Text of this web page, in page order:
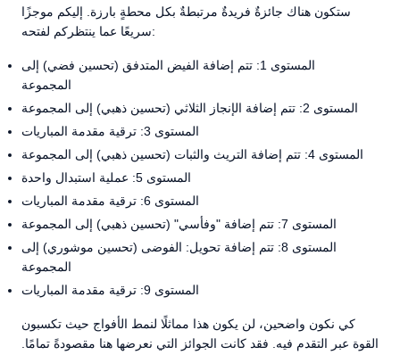
ستكون هناك جائزةٌ فريدةٌ مرتبطةٌ بكل محطةٍ بارزة. إليكم موجزًا
سريعًا عما ينتظركم لفتحه:
المستوى 1: تتم إضافة الفيض المتدفق (تحسين فضي) إلى
المجموعة
المستوى 2: تتم إضافة الإنجاز الثلاثي (تحسين ذهبي) إلى المجموعة
المستوى 3: ترقية مقدمة المباريات
المستوى 4: تتم إضافة التريث والثبات (تحسين ذهبي) إلى المجموعة
المستوى 5: عملية استبدال واحدة
المستوى 6: ترقية مقدمة المباريات
المستوى 7: تتم إضافة "وفأسي" (تحسين ذهبي) إلى المجموعة
المستوى 8: تتم إضافة تحويل: الفوضى (تحسين موشوري) إلى
المجموعة
المستوى 9: ترقية مقدمة المباريات
كي نكون واضحين، لن يكون هذا مماثلًا لنمط الأفواج حيث تكسبون
القوة عبر التقدم فيه. فقد كانت الجوائز التي نعرضها هنا مقصودةً تمامًا.